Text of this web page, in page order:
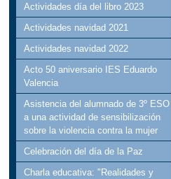
Actividades día del libro 2023
Actividades navidad 2021
Actividades navidad 2022
Acto 50 aniversario IES Eduardo
Valencia
Asistencia del alumnado de 3º ESO
a una actividad de sensibilización
sobre la violencia contra la mujer
Celebración del día de la Paz
Charla educativa: "Realidades y